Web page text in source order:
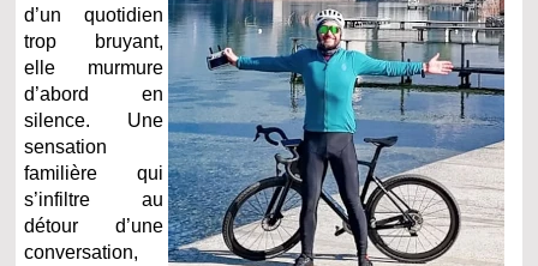
d’un quotidien
trop bruyant,
elle murmure
d’abord en
silence. Une
sensation
familière qui
s’infiltre au
détour d’une
conversation,